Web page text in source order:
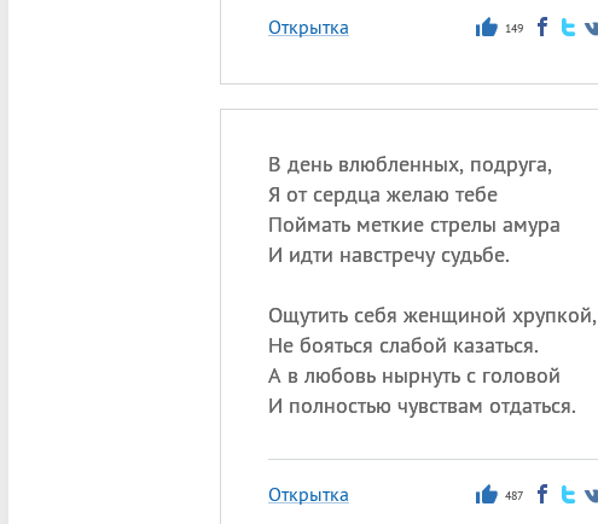
Открытка 149
В день влюбленных, подруга,
Я от сердца желаю тебе
Поймать меткие стрелы амура
И идти навстречу судьбе.
Ощутить себя женщиной хрупкой,
Не бояться слабой казаться.
А в любовь нырнуть с головой
И полностью чувствам отдаться.
Открытка 487